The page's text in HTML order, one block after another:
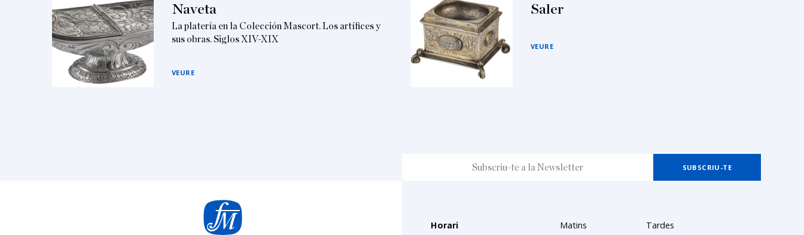
Naveta
La platería en la Colección Mascort. Los artífices y
sus obras. Siglos XIV-XIX
VEURE
Saler
VEURE
Horari Matins Tardes